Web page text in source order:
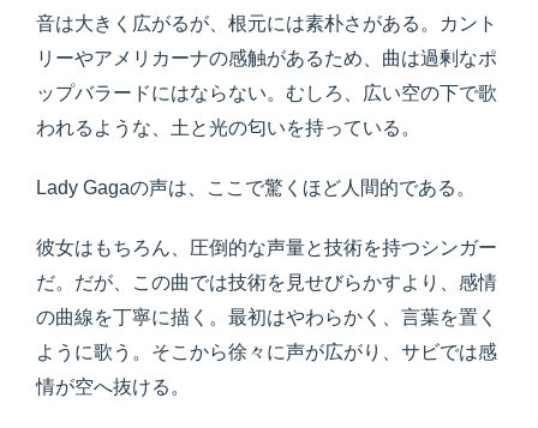
音は大きく広がるが、根元には素朴さがある。カント
リーやアメリカーナの感触があるため、曲は過剰なポ
ップバラードにはならない。むしろ、広い空の下で歌
われるような、土と光の匂いを持っている。
Lady Gagaの声は、ここで驚くほど人間的である。
彼女はもちろん、圧倒的な声量と技術を持つシンガー
だ。だが、この曲では技術を見せびらかすより、感情
の曲線を丁寧に描く。最初はやわらかく、言葉を置く
ように歌う。そこから徐々に声が広がり、サビでは感
情が空へ抜ける。